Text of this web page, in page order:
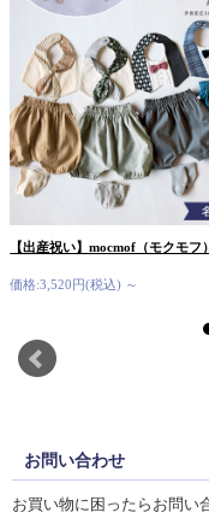
【出産祝い】mocmof（モクモフ
価格:3,520円(税込) ～
お問い合わせ
お買い物に困ったらお問い